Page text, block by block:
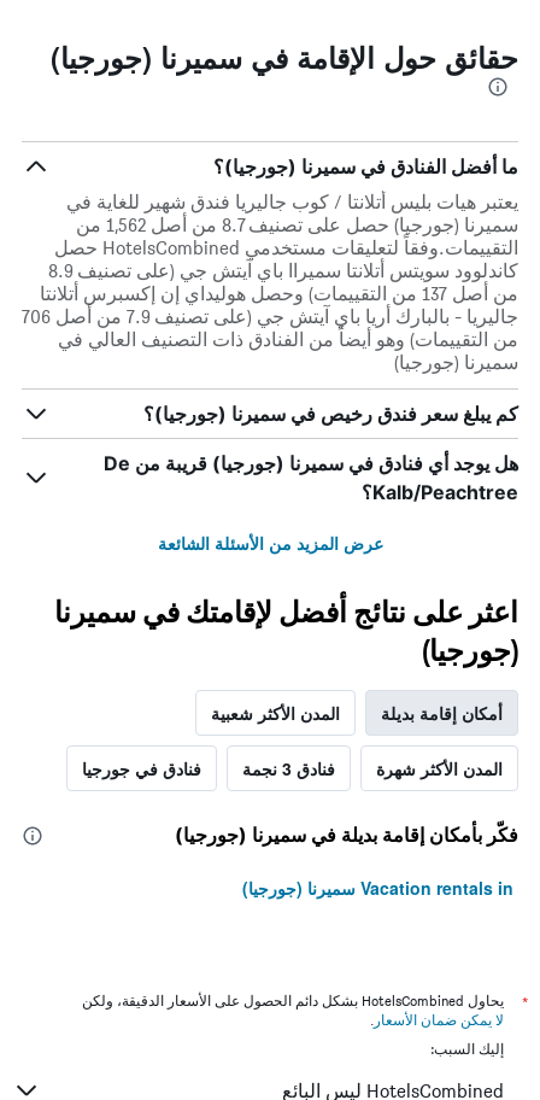
حقائق حول الإقامة في سميرنا (جورجيا)
ما أفضل الفنادق في سميرنا (جورجيا)؟
يعتبر هيات بليس أتلانتا / كوب جاليريا فندق شهير للغاية في
سميرنا (جورجيا) حصل على تصنيف 8.7 من أصل 1,562 من
التقييمات.وفقاً لتعليقات مستخدمي HotelsCombined حصل
كاندلوود سويتس أتلانتا سميراا باي آيتش جي (على تصنيف 8.9
من أصل 137 من التقييمات) وحصل هوليداي إن إكسبرس أتلانتا
جاليريا - بالبارك أريا باي آيتش جي (على تصنيف 7.9 من أصل 706
من التقييمات) وهو أيضاً من الفنادق ذات التصنيف العالي في
سميرنا (جورجيا)
كم يبلغ سعر فندق رخيص في سميرنا (جورجيا)؟
هل يوجد أي فنادق في سميرنا (جورجيا) قريبة من De
Kalb/Peachtree؟
عرض المزيد من الأسئلة الشائعة
اعثر على نتائج أفضل لإقامتك في سميرنا
(جورجيا)
أمكان إقامة بديلة المدن الأكثر شعبية
المدن الأكثر شهرة فنادق 3 نجمة فنادق في جورجيا
فكّر بأمكان إقامة بديلة في سميرنا (جورجيا)
Vacation rentals in سميرنا (جورجيا)
*
يحاول HotelsCombined بشكل دائم الحصول على الأسعار الدقيقة، ولكن
لا يمكن ضمان الأسعار .
إليك السبب:
HotelsCombined ليس البائع